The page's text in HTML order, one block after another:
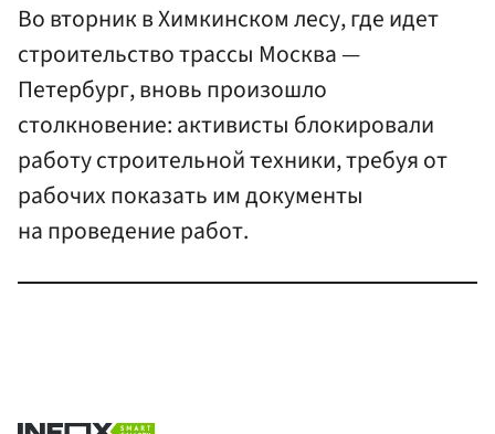
Во вторник в Химкинском лесу, где идет
строительство трассы Москва —
Петербург, вновь произошло
столкновение: активисты блокировали
работу строительной техники, требуя от
рабочих показать им документы
на проведение работ.